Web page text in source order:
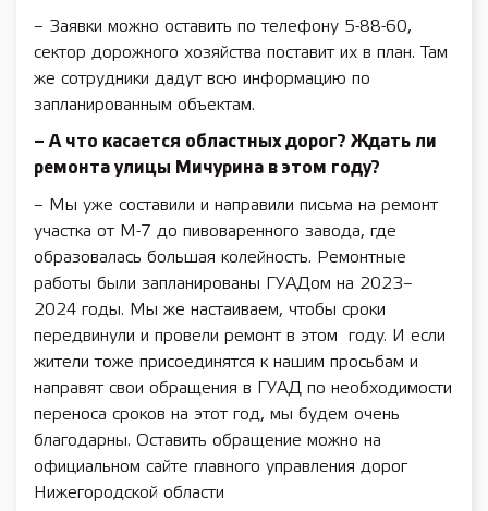
– Заявки можно оставить по телефону 5-88-60,
сектор дорожного хозяйства поставит их в план. Там
же сотрудники дадут всю информацию по
запланированным объектам.
– А что касается областных дорог? Ждать ли
ремонта улицы Мичурина в этом году?
– Мы уже составили и направили письма на ремонт
участка от М-7 до пивоваренного завода, где
образовалась большая колейность. Ремонтные
работы были запланированы ГУАДом на 2023–
2024 годы. Мы же настаиваем, чтобы сроки
передвинули и провели ремонт в этом году. И если
жители тоже присоединятся к нашим просьбам и
направят свои обращения в ГУАД по необходимости
переноса сроков на этот год, мы будем очень
благодарны. Оставить обращение можно на
официальном сайте главного управления дорог
Нижегородской области